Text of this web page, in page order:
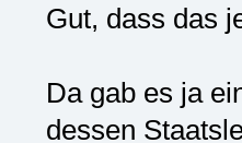
Gut, dass das
Da gab es ja
dessen